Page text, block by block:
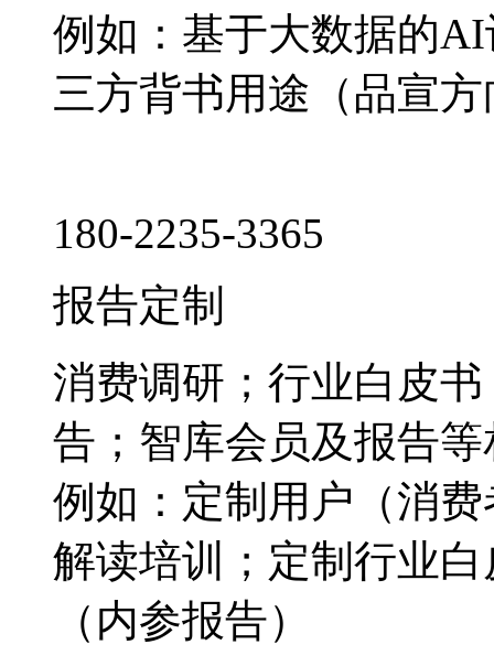
例如：基于大数据的
三方背书用途（品宣
180-2235-3365
报告定制
消费调研；行业白皮
告；智库会员及报告
例如：定制用户（消
解读培训；定制行业
（内参报告）